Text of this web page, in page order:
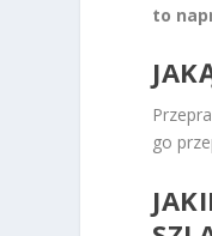
to
go